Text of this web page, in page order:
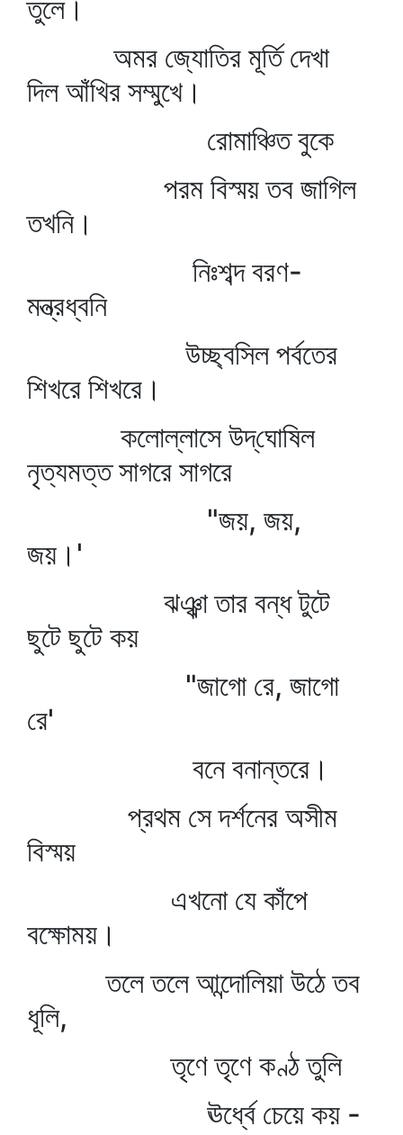
তুলে।
অমর জ্যোতির মূর্তি দেখা
দিল আঁখির সম্মুখে।
রোমাঞ্চিত বুকে
পরম বিস্ময় তব জাগিল
তখনি।
নিঃশব্দ বরণ-
মন্ত্রধ্বনি
উচ্ছ্বসিল পর্বতের
শিখরে শিখরে।
কলোল্লাসে উদ্‌ঘোষিল
নৃত্যমত্ত সাগরে সাগরে
"জয়, জয়,
জয়।'
ঝঞ্ঝা তার বন্ধ টুটে
ছুটে ছুটে কয়
"জাগো রে, জাগো
রে'
বনে বনান্তরে।
প্রথম সে দর্শনের অসীম
বিস্ময়
এখনো যে কাঁপে
বক্ষোময়।
তলে তলে আন্দোলিয়া উঠে তব
ধূলি,
তৃণে তৃণে কণ্ঠ তুলি
ঊর্ধ্বে চেয়ে কয় -